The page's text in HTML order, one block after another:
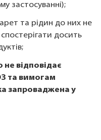
застосуванні);
та рідин до них не
досить
не відповідає
та вимогам
запроваджена у